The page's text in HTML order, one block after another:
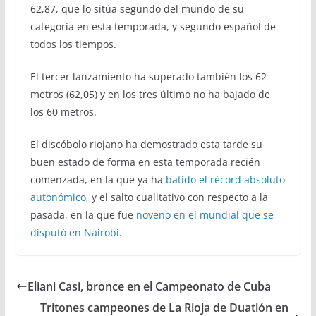
62,87, que lo sitúa segundo del mundo de su
categoría en esta temporada, y segundo español de
todos los tiempos.
El tercer lanzamiento ha superado también los 62
metros (62,05) y en los tres último no ha bajado de
los 60 metros.
El discóbolo riojano ha demostrado esta tarde su
buen estado de forma en esta temporada recién
comenzada, en la que ya ha batido el récord absoluto
autonómico, y el salto cualitativo con respecto a la
pasada, en la que fue noveno en el mundial que se
disputó en Nairobi.
Eliani Casi, bronce en el Campeonato de Cuba
Tritones campeones de La Rioja de Duatlón en